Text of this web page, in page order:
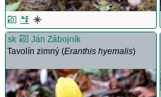
sk
Ján Zábojník
Tavolín zimný (Eranthis hyemalis)